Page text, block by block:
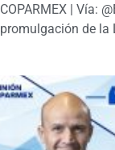
COPARMEX | Vía:
promulgación de la